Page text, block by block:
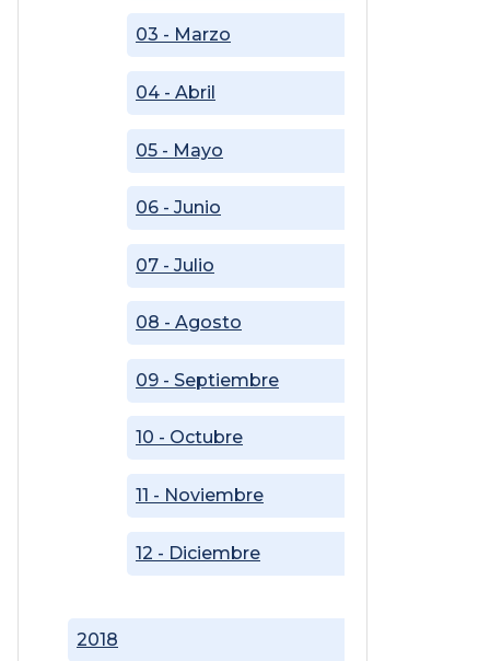
2018
03 - Marzo
04 - Abril
05 - Mayo
06 - Junio
07 - Julio
08 - Agosto
09 - Septiembre
10 - Octubre
11 - Noviembre
12 - Diciembre